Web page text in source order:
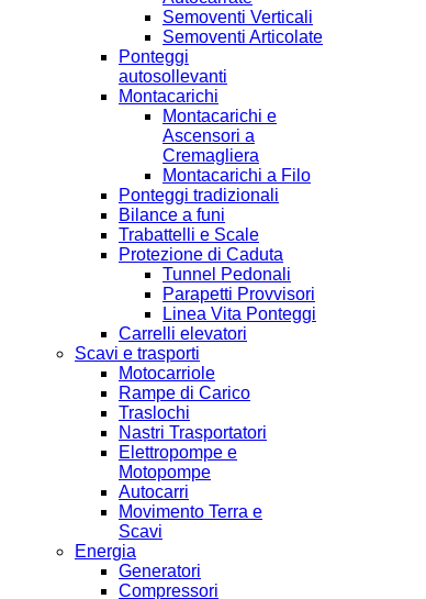
Semoventi Verticali
Semoventi Articolate
Ponteggi
autosollevanti
Montacarichi
Montacarichi e
Ascensori a
Cremagliera
Montacarichi a Filo
Ponteggi tradizionali
Bilance a funi
Trabattelli e Scale
Protezione di Caduta
Tunnel Pedonali
Parapetti Provvisori
Linea Vita Ponteggi
Carrelli elevatori
Scavi e trasporti
Motocarriole
Rampe di Carico
Traslochi
Nastri Trasportatori
Elettropompe e
Motopompe
Autocarri
Movimento Terra e
Scavi
Energia
Generatori
Compressori